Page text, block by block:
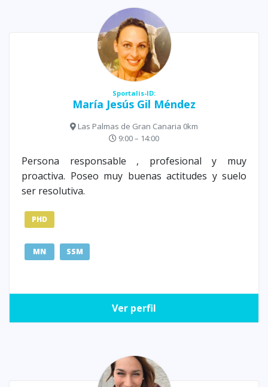
Sportalis-ID:
María Jesús Gil Méndez
Las Palmas de Gran Canaria 0km
9:00 – 14:00
Persona responsable , profesional y muy
proactiva. Poseo muy buenas actitudes y suelo
ser resolutiva.
PHD
MN SSM
Ver perfil